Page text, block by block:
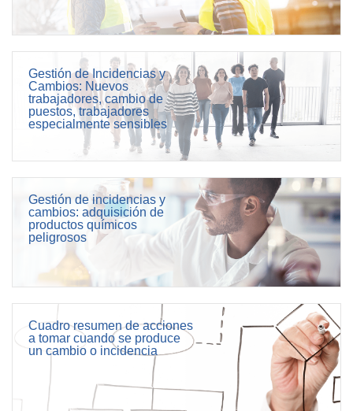
Gestión de Incidencias y
Cambios: Nuevos
trabajadores, cambio de
puestos, trabajadores
especialmente sensibles
Gestión de incidencias y
cambios: adquisición de
productos químicos
peligrosos
Cuadro resumen de acciones
a tomar cuando se produce
un cambio o incidencia